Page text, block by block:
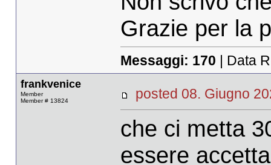
Grazie per la
Messaggi: 170 | Data
frankvenice
Member
Member # 13824
posted 08. Giugno
che ci metta
essere